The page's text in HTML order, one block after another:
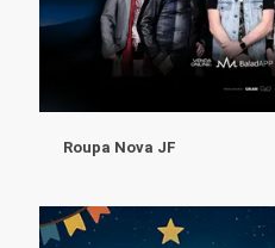
Roupa Nova JF